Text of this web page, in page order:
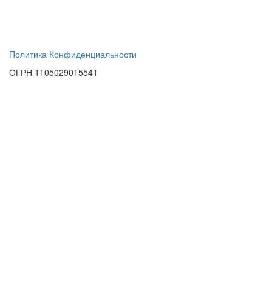
Политика Конфиденциальности
ОГРН 1105029015541